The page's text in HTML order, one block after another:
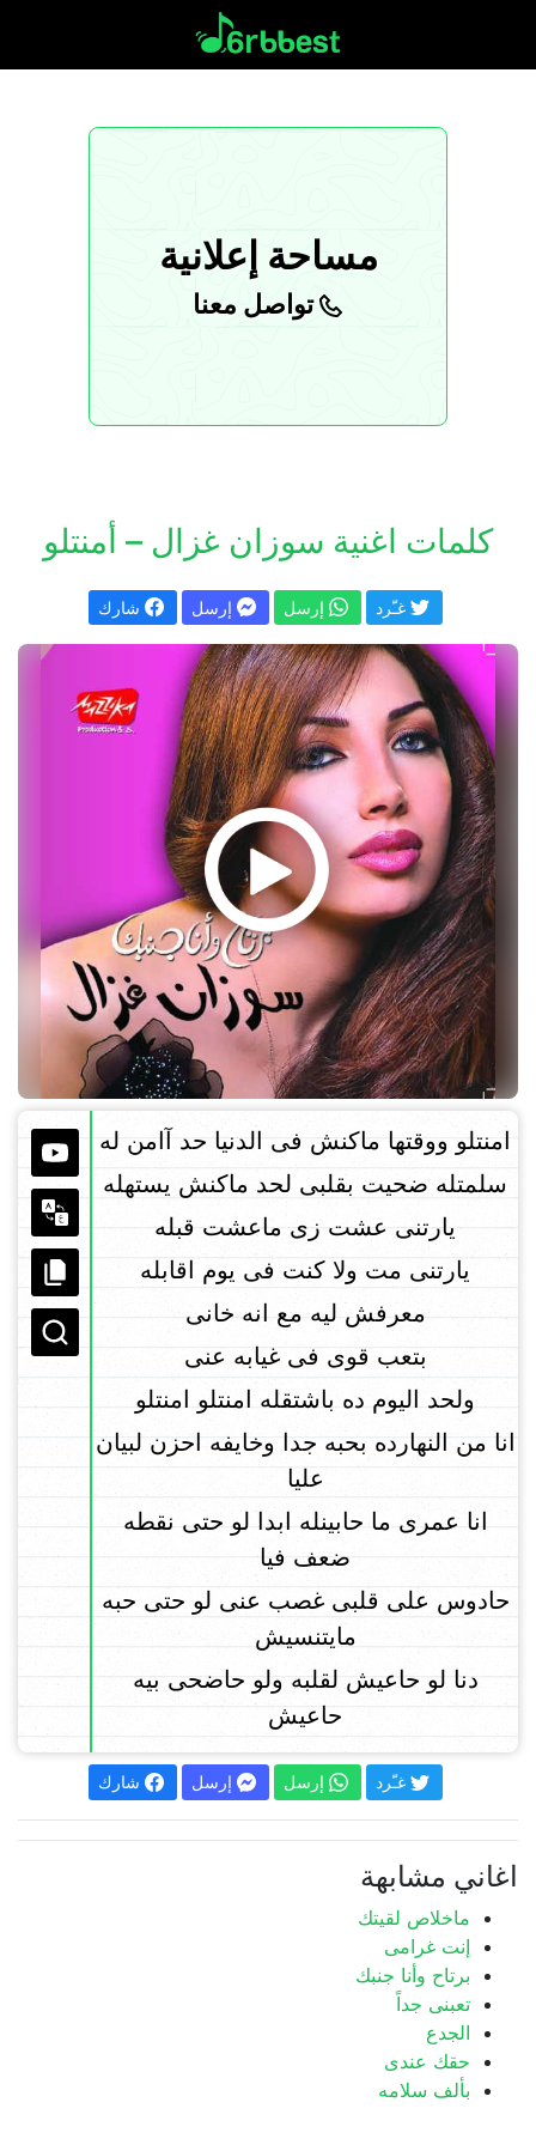
مساحة إعلانية
تواصل معنا
كلمات اغنية سوزان غزال – أمنتلو
امنتلو ووقتها ماكنش فى الدنيا حد آامن له
سلمتله ضحيت بقلبى لحد ماكنش يستهله
يارتنى عشت زى ماعشت قبله
يارتنى مت ولا كنت فى يوم اقابله
معرفش ليه مع انه خانى
بتعب قوى فى غيابه عنى
ولحد اليوم ده باشتقله امنتلو امنتلو
انا من النهارده بحبه جدا وخايفه احزن لبيان
عليا
انا عمرى ما حابينله ابدا لو حتى نقطه
ضعف فيا
حادوس على قلبى غصب عنى لو حتى حبه
مايتنسيش
دنا لو حاعيش لقلبه ولو حاضحى بيه
حاعيش
اغاني مشابهة
ماخلاص لقيتك
إنت غرامى
برتاح وأنا جنبك
تعبنى جداً
الجدع
حقك عندى
بألف سلامه